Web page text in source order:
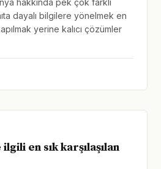
hakkında pek çok farklı
dayalı bilgilere yönelmek en
yerine kalıcı çözümler
en sık karşılaşılan